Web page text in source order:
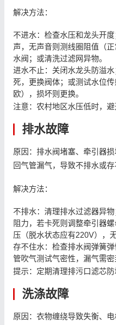
解决方法：
不进水：检查水压和龙头开度
声，无声音则测线圈阻值（
水阀；或清洗过滤网异物。
进水不止：关闭水龙头防溢
死，更换阀体；或测试水位
欧），损坏则更换。
注意：农村地区水压低时，
排水故障
原因：排水阀堵塞、牵引器
回气管漏气，导致不排水或
解决方法：
不排水：清理排水过滤器异
阻力，若卡死则调整牵引器
压（脱水状态应有220V），
存不住水：检查排水阀弹簧
管吹气测试气密性，漏气需密
提示：定期清理排污口滤芯
洗涤故障
原因：衣物缠绕导致失衡、